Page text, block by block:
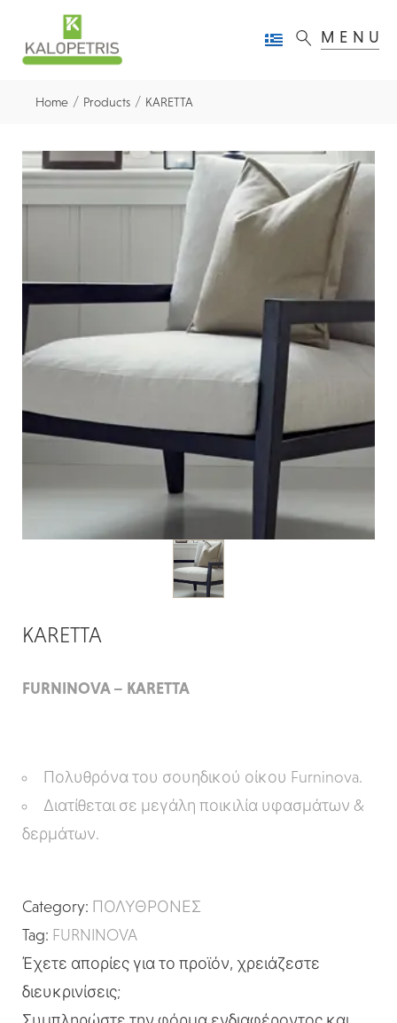
MENU
Home / Products / KARETTA
KARETTA
FURNINOVA – KARETTA
Πολυθρόνα του σουηδικού οίκου Furninova.
Διατίθεται σε μεγάλη ποικιλία υφασμάτων &
δερμάτων.
Category: ΠΟΛΥΘΡΟΝΕΣ
Tag: FURNINOVA
Έχετε απορίες για το προϊόν, χρειάζεστε
διευκρινίσεις;